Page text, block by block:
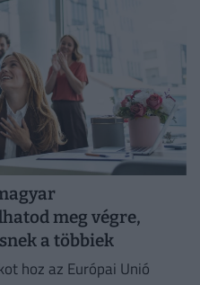
meg végre,
a többiek
hoz az Európai Unió